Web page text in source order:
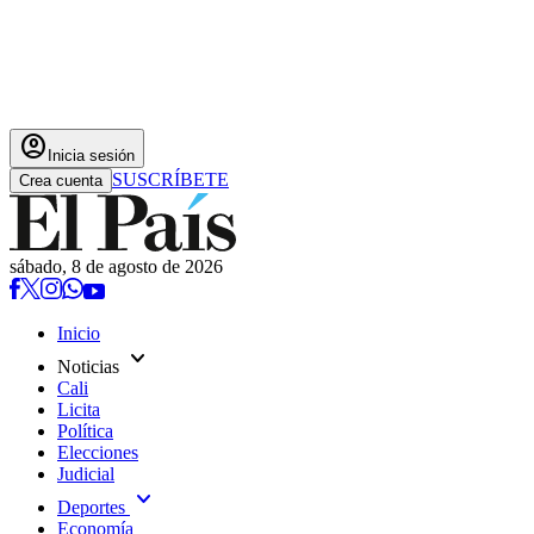
account_circle Inicia sesión
Crea cuenta SUSCRÍBETE
sábado, 8 de agosto de 2026
Inicio
Noticias expand_more
Cali
Licita
Política
Elecciones
Judicial
Deportes expand_more
Economía